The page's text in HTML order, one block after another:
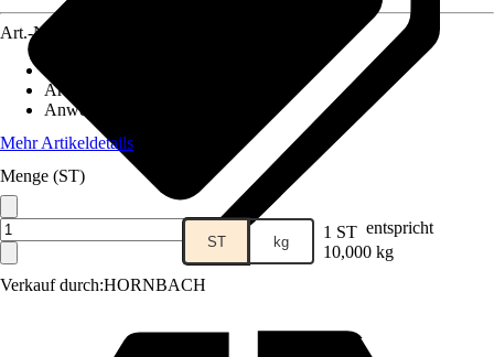
Verkauf durch:HORNBACH
Art.-Nr.
Artikeltyp
Anwendungsbereich
Mehr Artikeldetails
Menge (ST)
ST kg 1 ST entspricht
10,000 kg